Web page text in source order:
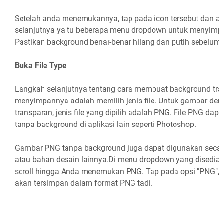
Setelah anda menemukannya, tap pada icon tersebut dan
selanjutnya yaitu beberapa menu dropdown untuk
Pastikan background benar-benar hilang dan putih
Buka File Type
Langkah selanjutnya tentang cara membuat background
menyimpannya adalah memilih jenis file. Untuk gambar
transparan, jenis file yang dipilih adalah PNG. File PNG
tanpa background di aplikasi lain seperti Photoshop.
Gambar PNG tanpa background juga dapat digunakan
atau bahan desain lainnya.Di menu dropdown yang
scroll hingga Anda menemukan PNG. Tap pada opsi
akan tersimpan dalam format PNG tadi.